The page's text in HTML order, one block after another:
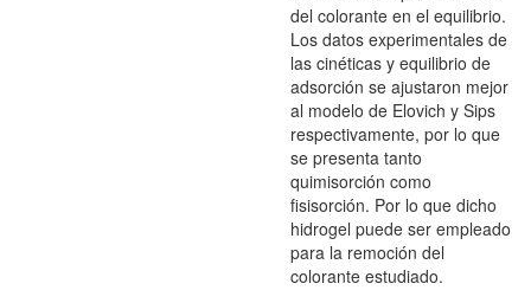
del colorante en el equilibrio.
Los datos experimentales de
las cinéticas y equilibrio de
adsorción se ajustaron mejor
al modelo de Elovich y Sips
respectivamente, por lo que
se presenta tanto
quimisorción como
fisisorción. Por lo que dicho
hidrogel puede ser empleado
para la remoción del
colorante estudiado.